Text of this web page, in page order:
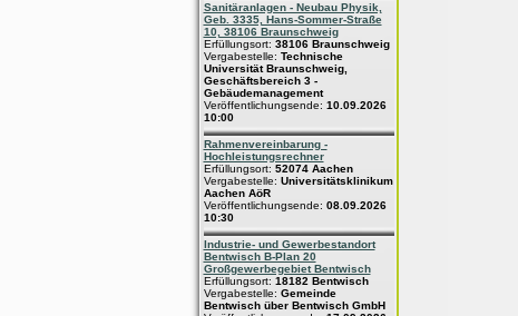
Sanitäranlagen - Neubau Physik,
Geb. 3335, Hans-Sommer-Straße
10, 38106 Braunschweig
Erfüllungsort: 38106 Braunschweig
Vergabestelle: Technische
Universität Braunschweig,
Geschäftsbereich 3 -
Gebäudemanagement
Veröffentlichungsende: 10.09.2026
10:00
Rahmenvereinbarung -
Hochleistungsrechner
Erfüllungsort: 52074 Aachen
Vergabestelle: Universitätsklinikum
Aachen AöR
Veröffentlichungsende: 08.09.2026
10:30
Industrie- und Gewerbestandort
Bentwisch B-Plan 20
Großgewerbegebiet Bentwisch
Erfüllungsort: 18182 Bentwisch
Vergabestelle: Gemeinde
Bentwisch über Bentwisch GmbH